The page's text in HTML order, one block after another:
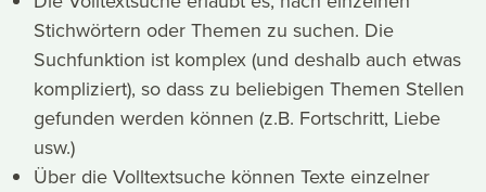
Stichwörtern oder Themen zu suchen. Die
Suchfunktion ist komplex (und deshalb auch etwas
kompliziert), so dass zu beliebigen Themen Stellen
gefunden werden können (z.B. Fortschritt, Liebe
usw.)
Über die Volltextsuche können Texte einzelner